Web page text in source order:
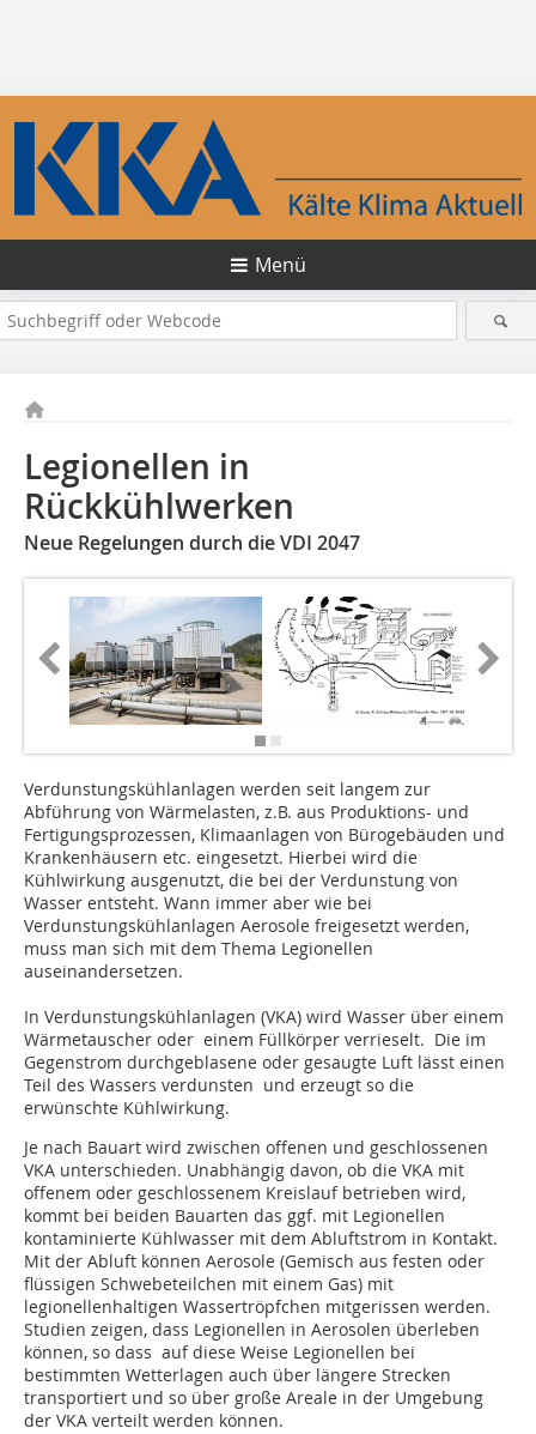
Menü
Legionellen in
Rückkühlwerken
Neue Regelungen durch die VDI 2047
Verdunstungskühlanlagen werden seit langem zur
Abführung von Wärmelasten, z.B. aus Produktions- und
Fertigungsprozessen, Klimaanlagen von Bürogebäuden und
Krankenhäusern etc. eingesetzt. Hierbei wird die
Kühlwirkung ausgenutzt, die bei der Verdunstung von
Wasser entsteht. Wann immer aber wie bei
Verdunstungskühlanlagen Aerosole freigesetzt werden,
muss man sich mit dem Thema Legionellen
auseinandersetzen.
In Verdunstungskühlanlagen (VKA) wird Wasser über einem
Wärmetauscher oder einem Füllkörper verrieselt. Die im
Gegenstrom durchgeblasene oder gesaugte Luft lässt einen
Teil des Wassers verdunsten und erzeugt so die
erwünschte Kühlwirkung.
Je nach Bauart wird zwischen offenen und geschlossenen
VKA unterschieden. Unabhängig davon, ob die VKA mit
offenem oder geschlossenem Kreislauf betrieben wird,
kommt bei beiden Bauarten das ggf. mit Legionellen
kontaminierte Kühlwasser mit dem Abluftstrom in Kontakt.
Mit der Abluft können Aerosole (Gemisch aus festen oder
flüssigen Schwebeteilchen mit einem Gas) mit
legionellenhaltigen Wassertröpfchen mitgerissen werden.
Studien zeigen, dass Legionellen in Aerosolen überleben
können, so dass auf diese Weise Legionellen bei
bestimmten Wetterlagen auch über längere Strecken
transportiert und so über große Areale in der Umgebung
der VKA verteilt werden können.